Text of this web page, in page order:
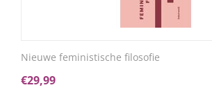
Nieuwe feministische filosofie
€29,99